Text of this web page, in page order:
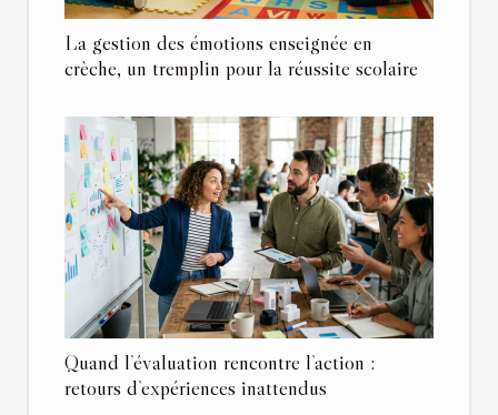
La gestion des émotions enseignée en
crèche, un tremplin pour la réussite scolaire
Quand l’évaluation rencontre l’action :
retours d’expériences inattendus